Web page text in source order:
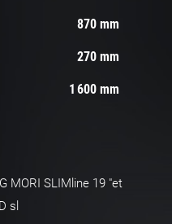
870 mm
270 mm
1 600 mm
MORI SLIMline 19 "et
sl